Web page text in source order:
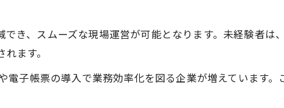
き、スムーズな現場運営が可能となります。未経験者は
ます。
子帳票の導入で業務効率化を図る企業が増えています